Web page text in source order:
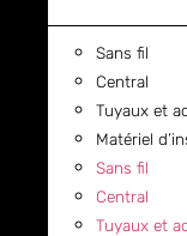
Sans fil
Central
Tuyaux et
Matériel
Sans fil
Central
Tuyaux et